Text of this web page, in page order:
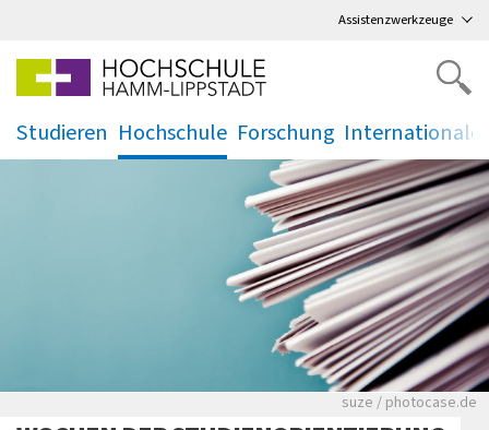
Assistenzwerkzeuge
Studieren
.
Hochschule
.
Forschung
. .
Viele Zeitungen.
suze / photocase.de